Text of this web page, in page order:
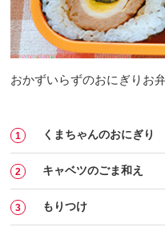
おかずいらずのおにぎりお
くまちゃんのおにぎり
キャベツのごま和え
もりつけ